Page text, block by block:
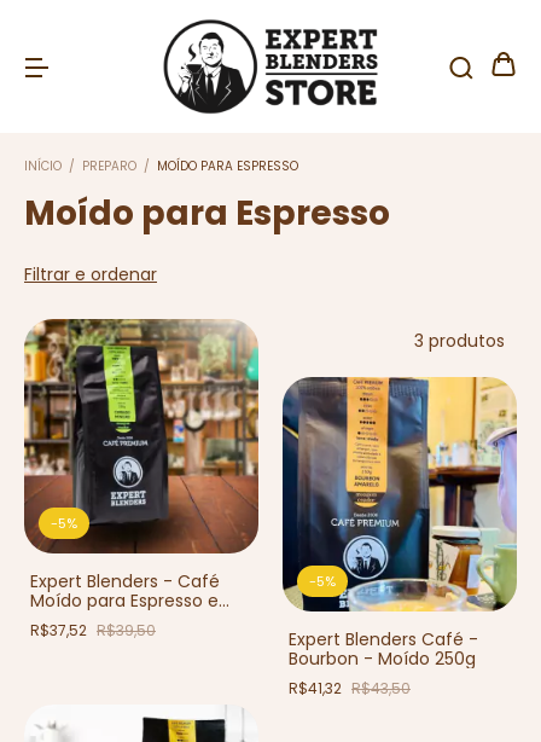
INÍCIO / PREPARO / MOÍDO PARA ESPRESSO
Moído para Espresso
Filtrar e ordenar
3 produtos
-5%
Expert Blenders - Café
Moído para Espresso e
Coador 250g
R$37,52 R$39,50
-5%
Expert Blenders Café -
Bourbon - Moído 250g
R$41,32 R$43,50